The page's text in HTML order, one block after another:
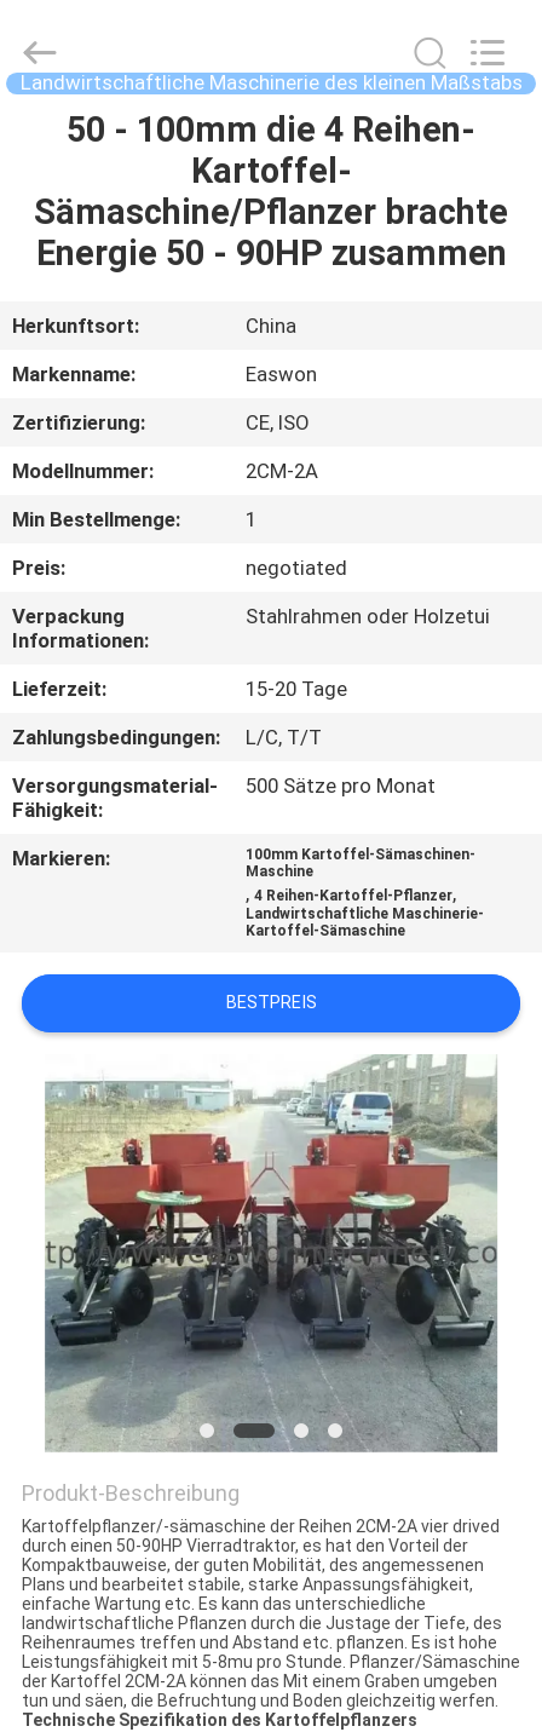
HAUS
PRODUKTE
UNS
AUSFLUG
QUALITÄTSKONTROLLE
TRETEN
SIE
MIT
UNS
VERBINDUNG
SIE EIN
ZITAT
SITEMAP
PRIVACY
POLICY
Export
Co.,
Ltd..Landwirtschaftliche Maschinerie des kleinen Maßstabs
50 - 100mm die 4 Reihen-
Kartoffel-
Sämaschine/Pflanzer brachte
Energie 50 - 90HP zusammen
Herkunftsort:
China
Markenname:
Easwon
Zertifizierung:
CE, ISO
Modellnummer:
2CM-2A
Min Bestellmenge:
1
Preis:
negotiated
Verpackung
Informationen:
Stahlrahmen oder Holzetui
Lieferzeit:
15-20 Tage
Zahlungsbedingungen:
L/C, T/T
Versorgungsmaterial-
Fähigkeit:
500 Sätze pro Monat
Markieren:
100mm Kartoffel-Sämaschinen-
Maschine
,4 Reihen-Kartoffel-Pflanzer,
Landwirtschaftliche Maschinerie-
Kartoffel-Sämaschine
BESTPREIS
Produkt-Beschreibung
Kartoffelpflanzer/-sämaschine der Reihen 2CM-2A vier drived
durch einen 50-90HP Vierradtraktor, es hat den Vorteil der
Kompaktbauweise, der guten Mobilität, des angemessenen
Plans und bearbeitet stabile, starke Anpassungsfähigkeit,
einfache Wartung etc. Es kann das unterschiedliche
landwirtschaftliche Pflanzen durch die Justage der Tiefe, des
Reihenraumes treffen und Abstand etc. pflanzen. Es ist hohe
Leistungsfähigkeit mit 5-8mu pro Stunde. Pflanzer/Sämaschine
der Kartoffel 2CM-2A können das Mit einem Graben umgeben
tun und säen, die Befruchtung und Boden gleichzeitig werfen.
Technische Spezifikation des Kartoffelpflanzers